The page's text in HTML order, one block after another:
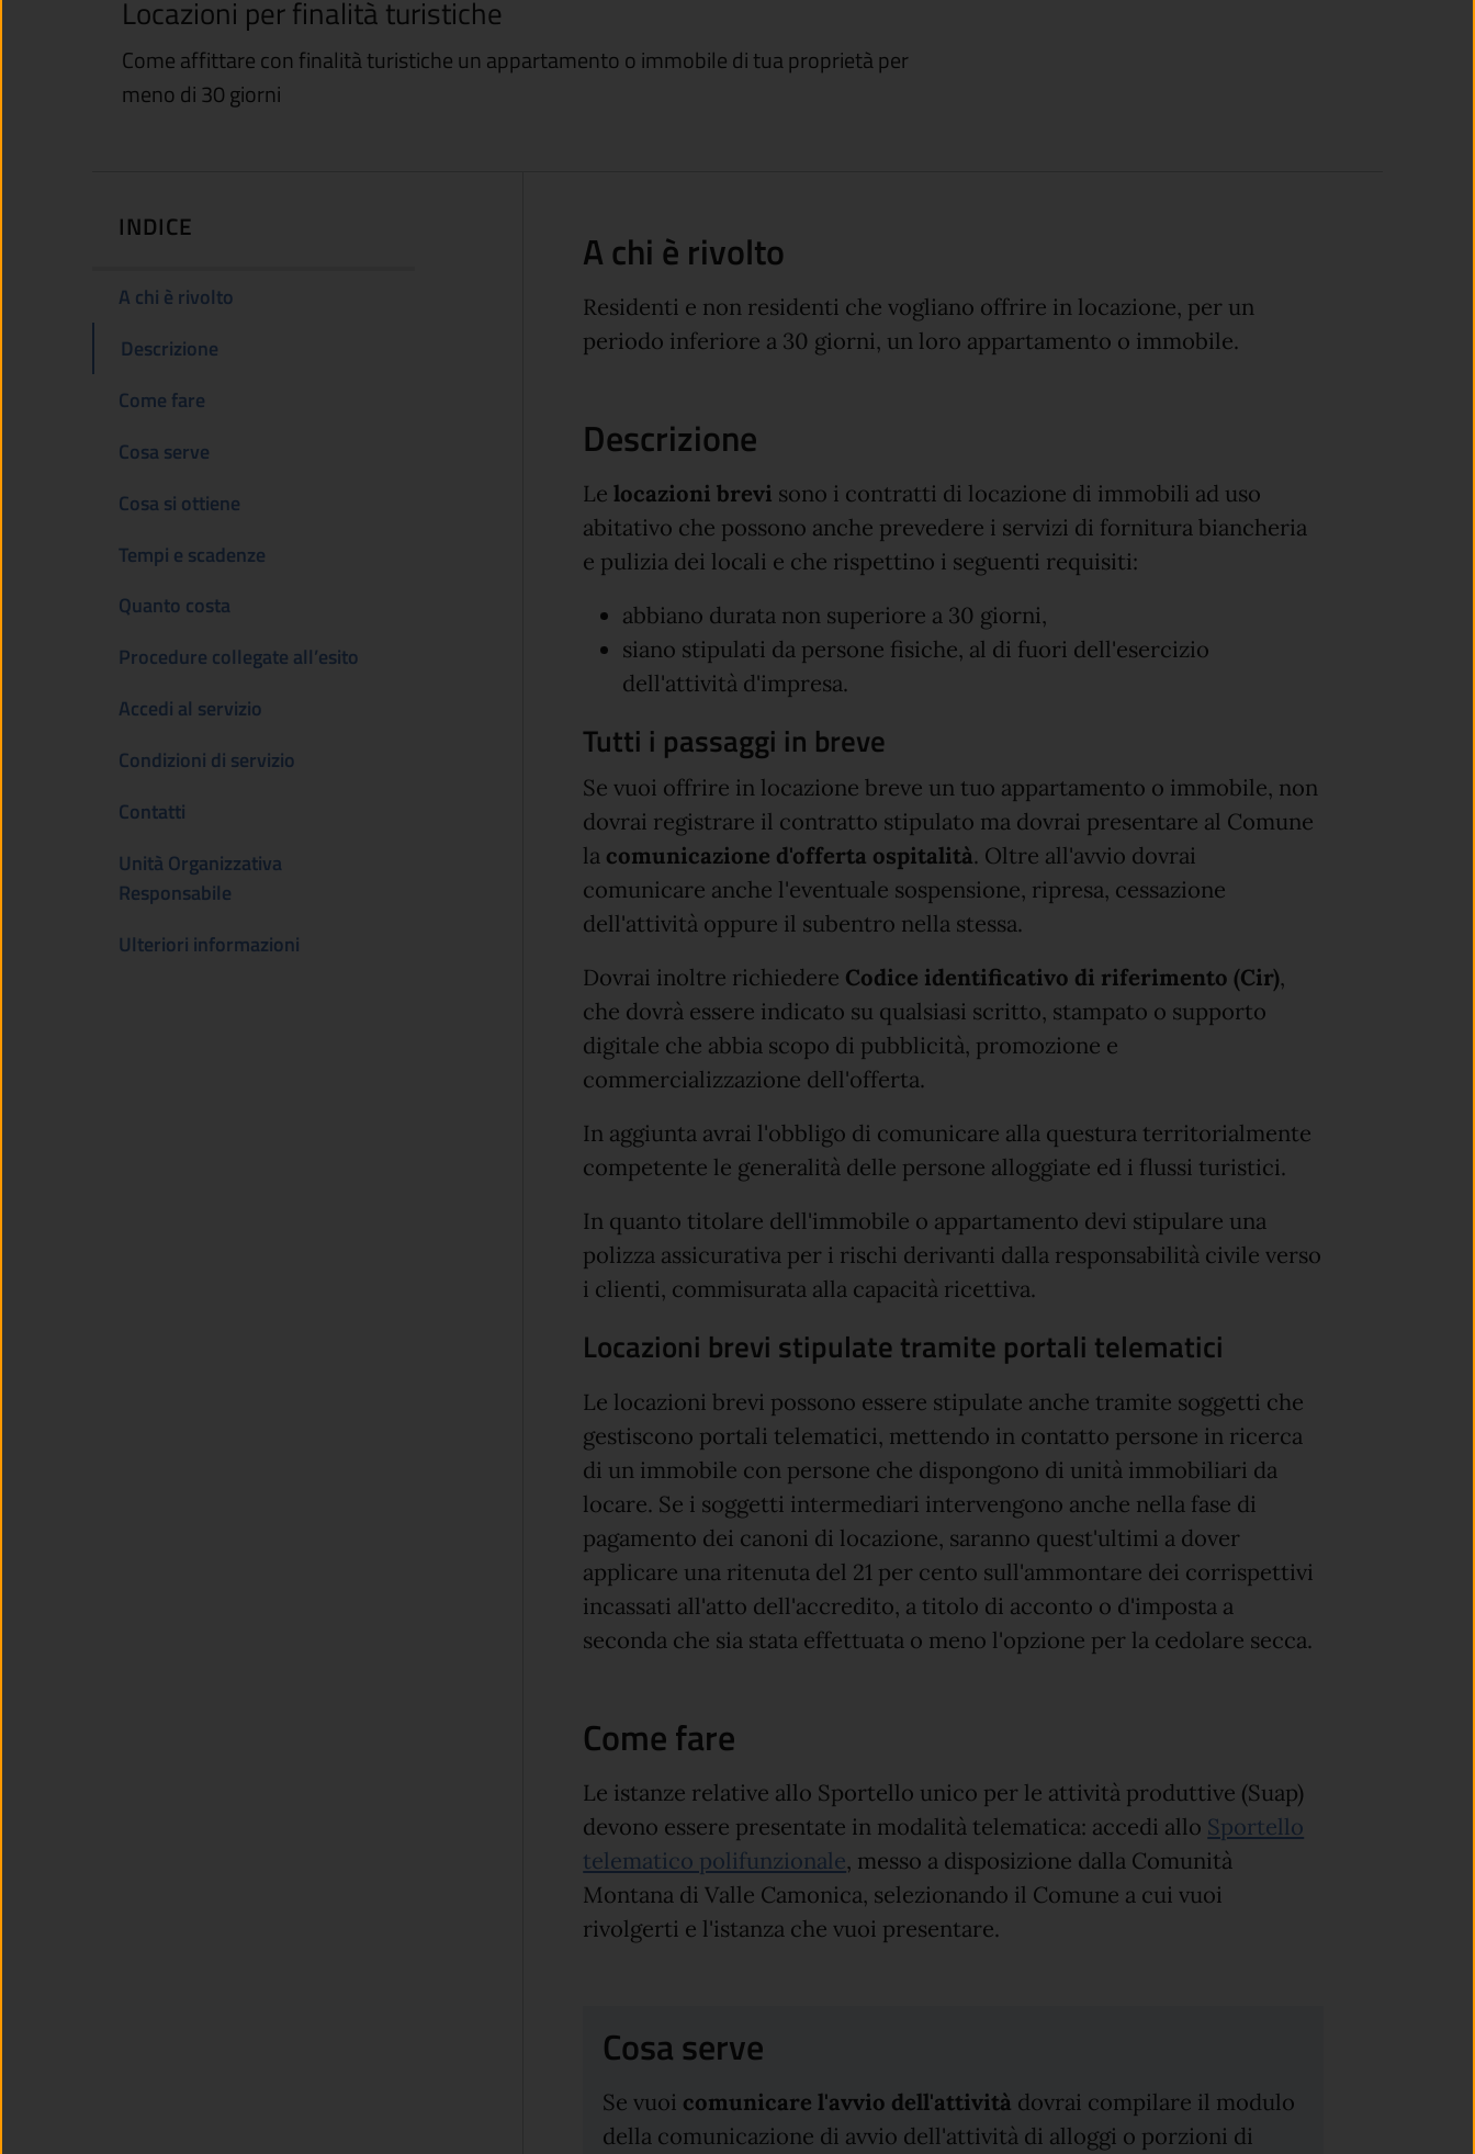
Locazioni per finalità turistiche
Come affittare con finalità turistiche un appartamento o immobile di tua proprietà per
meno di 30 giorni
INDICE
A chi è rivolto
Descrizione
Come fare
Cosa serve
Cosa si ottiene
Tempi e scadenze
Quanto costa
Procedure collegate all’esito
Accedi al servizio
Condizioni di servizio
Contatti
Unità Organizzativa
Responsabile
Ulteriori informazioni
A chi è rivolto
Residenti e non residenti che vogliano offrire in locazione, per un
periodo inferiore a 30 giorni, un loro appartamento o immobile.
Descrizione
Lelocazioni brevi sono i contratti di locazione di immobili ad uso
abitativo che possono anche prevedere i servizi di fornitura biancheria
e pulizia dei locali e che rispettino i seguenti requisiti:
abbiano durata non superiore a 30 giorni,
siano stipulati da persone fisiche, al di fuori dell'esercizio
dell'attività d'impresa.
Tutti i passaggi in breve
Se vuoi offrire in locazione breve un tuo appartamento o immobile, non
dovrai registrare il contratto stipulato ma dovrai presentare al Comune
la comunicazione d'offerta ospitalità. Oltre all'avvio dovrai
comunicare anche l'eventuale sospensione, ripresa, cessazione
dell'attività oppure il subentro nella stessa.
Dovrai inoltre richiedere Codice identificativo di riferimento (Cir),
che dovrà essere indicato su qualsiasi scritto, stampato o supporto
digitale che abbia scopo di pubblicità, promozione e
commercializzazione dell'offerta.
In aggiunta avrai l'obbligo di comunicare alla questura territorialmente
competente le generalità delle persone alloggiate ed i flussi turistici.
In quanto titolare dell'immobile o appartamento devi stipulare una
polizza assicurativa per i rischi derivanti dalla responsabilità civile verso
i clienti, commisurata alla capacità ricettiva.
Locazioni brevi stipulate tramite portali telematici
Le locazioni brevi possono essere stipulate anche tramite soggetti che
gestiscono portali telematici, mettendo in contatto persone in ricerca
di un immobile con persone che dispongono di unità immobiliari da
locare. Se i soggetti intermediari intervengono anche nella fase di
pagamento dei canoni di locazione, saranno quest'ultimi a dover
applicare una ritenuta del 21 per cento sull'ammontare dei corrispettivi
incassati all'atto dell'accredito, a titolo di acconto o d'imposta a
seconda che sia stata effettuata o meno l'opzione per la cedolare secca.
Come fare
Le istanze relative allo Sportello unico per le attività produttive (Suap)
devono essere presentate in modalità telematica: accedi allo Sportello
telematico polifunzionale, messo a disposizione dalla Comunità
Montana di Valle Camonica, selezionando il Comune a cui vuoi
rivolgerti e l'istanza che vuoi presentare.
Cosa serve
Se vuoi comunicare l'avvio dell'attività dovrai compilare il modulo
della comunicazione di avvio dell'attività di alloggi o porzioni di